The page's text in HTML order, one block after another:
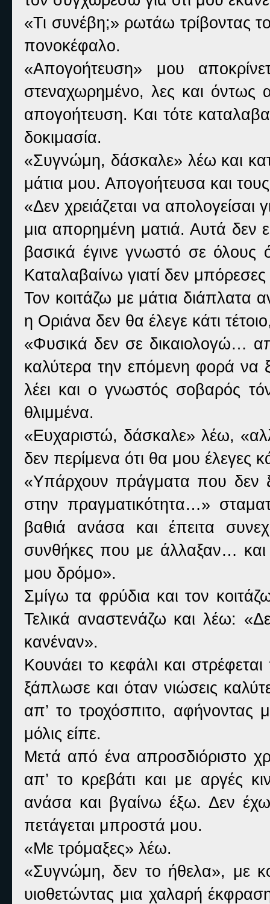
«Τι συνέβη;» ρωτάω τρίβοντας
πονοκέφαλο.
«Απογοήτευση» μου
στεναχωρημένο, λες και όντως
απογοήτευση. Και τότε
δοκιμασία.
«Συγνώμη, δάσκαλε» λέω και
μάτια μου. Απογοήτευσα και
«Δεν χρειάζεται να απολογείσαι
μια απορημένη ματιά. Αυτά
βασικά έγινε γνωστό σε όλους
Καταλαβαίνω γιατί δεν
Τον κοιτάζω με μάτια διάπλατα
η Οριάνα δεν θα έλεγε κάτι
«Φυσικά δεν σε δικαιολογώ…
καλύτερα την επόμενη φορά να
λέει και ο γνωστός σοβαρός
θλιμμένα.
«Ευχαριστώ, δάσκαλε» λέω,
δεν περίμενα ότι θα μου έλεγες
«Υπάρχουν πράγματα που δεν
στην πραγματικότητα…»
βαθιά ανάσα και έπειτα
συνθήκες που με άλλαξαν… και
μου δρόμο».
Σμίγω τα φρύδια και τον
Τελικά αναστενάζω και λέω:
κανέναν».
Κουνάει το κεφάλι και
ξάπλωσε και όταν νιώσεις
απ’ το τροχόσπιτο, αφήνοντας
μόλις είπε.
Μετά από ένα απροσδιόριστο
απ’ το κρεβάτι και με αργές
ανάσα και βγαίνω έξω. Δεν
πετάγεται μπροστά μου.
«Με τρόμαξες» λέω.
«Συγνώμη, δεν το ήθελα», με
υιοθετώντας μια χαλαρή